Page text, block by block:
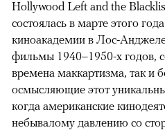
Hollywood Left and the
состоялась в марте этого
киноакадемии в Лос-
фильмы 1940–1950-х годов,
времена маккартизма, так и
осмысляющие этот
когда американские
небывалому давлению со